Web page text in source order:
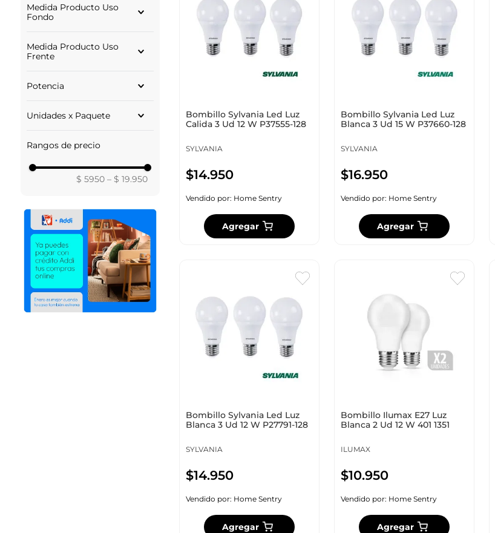
VATIO
18.00
Medida Producto Uso
Fondo
Medida Producto Uso
Frente
12.00
Potencia
Unidades x Paquete
4 UD
Rangos de precio
$ 5950 – $ 19.950
Bombillo Sylvania Led Luz
Calida 3 Ud 12 W P37555-128
SYLVANIA
$14.950
Vendido por: Home Sentry
Agregar
Bombillo Sylvania Led Luz
Blanca 3 Ud 15 W P37660-128
SYLVANIA
$16.950
Vendido por: Home Sentry
Agregar
Bombillo Sylvania Led Luz
Blanca 3 Ud 12 W P27791-128
SYLVANIA
$14.950
Vendido por: Home Sentry
Agregar
Bombillo Ilumax E27 Luz
Blanca 2 Ud 12 W 401 1351
ILUMAX
$10.950
Vendido por: Home Sentry
Agregar
10